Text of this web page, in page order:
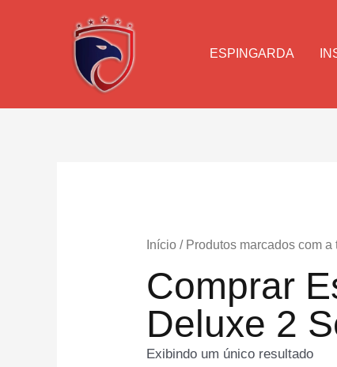
ESPINGARDA
Início / Produtos marcados com
Comprar
Deluxe 2
Exibindo um único resultado